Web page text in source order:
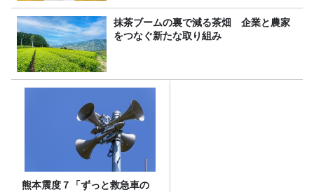
抹茶ブームの裏で減る茶畑 企業と農家
をつなぐ新たな取り組み
熊本震度７「ずっと救急車の